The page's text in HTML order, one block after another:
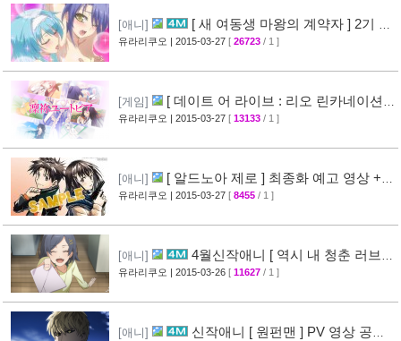
[애니]
[ 새 여동생 마왕의 계약자 ] 2기 제
작 결정 + 티저 영상 공개 [45]
유라리쿠오 | 2015-03-27 [ 26723 / 1 ]
[게임]
[ 데이트 어 라이브 : 리오 린카네이션 ]
PV 영상 공개 [36]
유라리쿠오 | 2015-03-27 [ 13133 / 1 ]
[애니]
[ 알드노아 제로 ] 최종화 예고 영상 +
만화 신작 발매 정보 [40]
유라리쿠오 | 2015-03-27 [ 8455 / 1 ]
[애니]
4월신작애니 [ 역시 내 청춘 러브코
메디는 잘못됐다 속 ] 2차 PV 영상 공개
유라리쿠오 | 2015-03-26 [ 11627 / 1 ]
[애니]
신작애니 [ 원펀맨 ] PV 영상 공개 (